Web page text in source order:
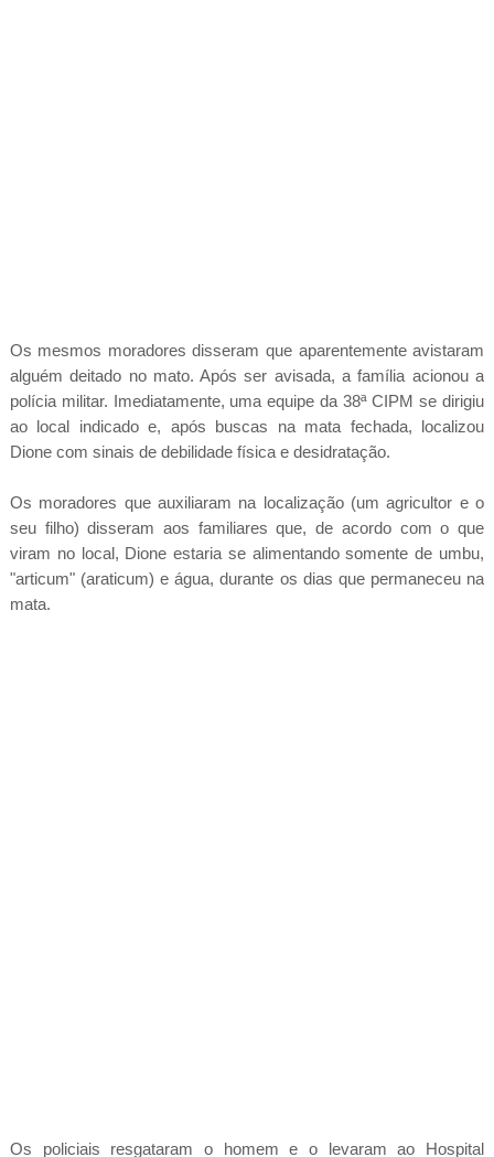
Os mesmos moradores disseram que aparentemente avistaram
alguém deitado no mato. Após ser avisada, a família acionou a
polícia militar. Imediatamente, uma equipe da 38ª CIPM se dirigiu
ao local indicado e, após buscas na mata fechada, localizou
Dione com sinais de debilidade física e desidratação.
Os moradores que auxiliaram na localização (um agricultor e o
seu filho) disseram aos familiares que, de acordo com o que
viram no local, Dione estaria se alimentando somente de umbu,
"articum" (araticum) e água, durante os dias que permaneceu na
mata.
Os policiais resgataram o homem e o levaram ao Hospital